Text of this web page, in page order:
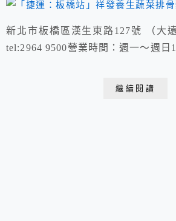
新北市板橋區漢生東路127號 （大
tel:2964 9500營業時間：週一～週日
繼續閱讀